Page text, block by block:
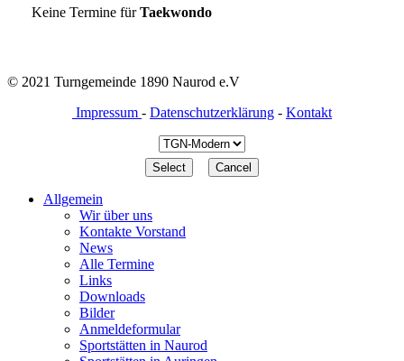
Keine Termine fürTaekwondo
© 2021 Turngemeinde 1890 Naurod e.V
Impressum - Datenschutzerklärung - Kontakt
Allgemein
Wir über uns
Kontakte Vorstand
News
Alle Termine
Links
Downloads
Bilder
Anmeldeformular
Sportstätten in Naurod